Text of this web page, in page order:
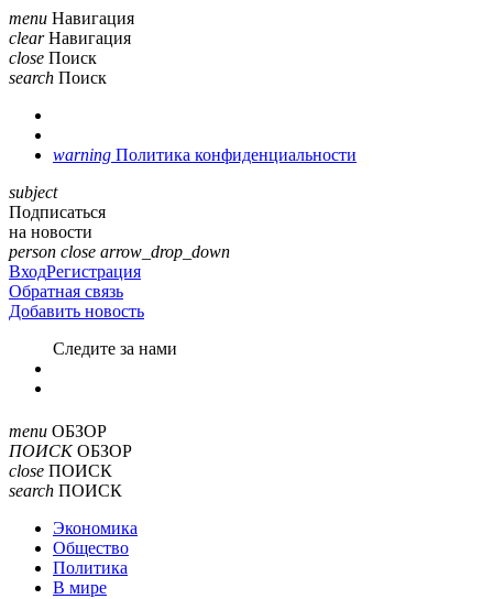
menu Навигация
clear Навигация
close Поиск
search Поиск
warning Политика конфиденциальности
subject
Подписаться
на новости
person close arrow_drop_down
ВходРегистрация
Обратная связь
Добавить новость
Cледите за нами
menu ОБЗОР
ПОИСК ОБЗОР
close ПОИСК
search ПОИСК
Экономика
Общество
Политика
В мире